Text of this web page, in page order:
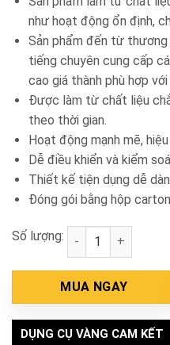
như hoạt động ổn định,
Sản phẩm đến từ thương
tiếng chuyên cung cấp
cao giá thành phù hợp
Được làm từ chất liệu
theo thời gian.
Hoạt động mạnh mẽ,
Dễ điều khiển và kiểm
Thiết kế tiện dụng dễ
Đóng gói bằng hộp
Số lượng: Động cơ nổ xăng
MUA NGAY
DỤNG CỤ VÀNG CAM KẾT